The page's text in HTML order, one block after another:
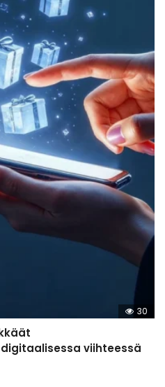
30
viihteessä